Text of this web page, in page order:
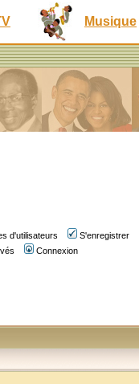
Musique
d'utilisateurs
S'enregistrer
Connexion